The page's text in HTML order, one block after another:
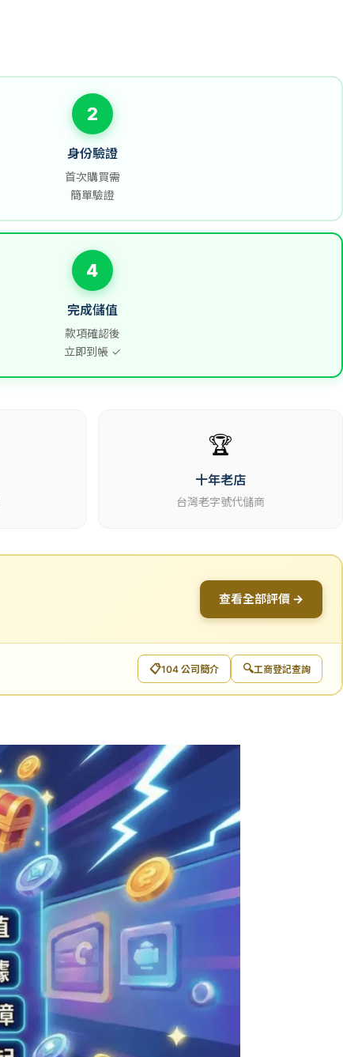
2
身份驗證
首次購買需
簡單驗證
4
完成儲值
款項確認後
立即到帳 ✓
🏆
十年老店
台灣老字號代儲商
查看全部評價 →
📋104 公司簡介 🔍工商登記查詢